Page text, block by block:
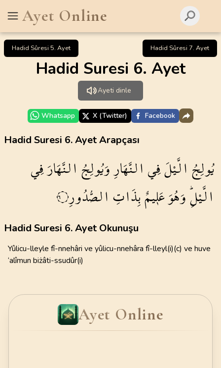
Ayet Online
Hadid Sûresi 5. Ayet Hadid Sûresi 7. Ayet
Hadid Suresi 6. Ayet
Ayeti dinle
Whatsapp X (Twitter) Facebook
Hadid Suresi 6. Ayet Arapçası
يُولِجُالَّيْلَفِيالنَّهَارِوَيُولِجُالنَّهَارَفِي
الَّيْلِۜوَهُوَعَل۪يمٌبِذَاتِالصُّدُورِ ٦
Hadid Suresi 6. Ayet Okunuşu
Yûlicu-lleyle fî-nnehâri ve yûlicu-nnehâra fî-lleyl(i)(c) ve huve
‘alîmun biżâti-ssudûr(i)
Ayet Online